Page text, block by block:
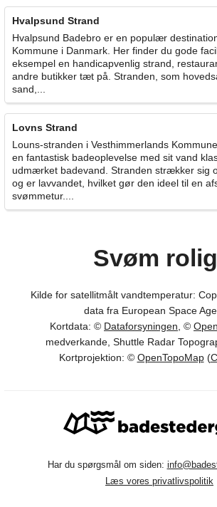
Hvalpsund Strand
Hvalpsund Badebro er en populær
Kommune i Danmark. Her finder du gode
eksempel en handicapvenlig strand,
andre butikker tæt på. Stranden, som
sand,...
Lovns Strand
Louns-stranden i Vesthimmerlands
en fantastisk badeoplevelse med sit vand
udmærket badevand. Stranden strækker sig
og er lavvandet, hvilket gør den ideel til en
svømmetur....
Svøm
Kilde for satellitmålt vandtemperatur:
data fra European Space
Kortdata: © Dataforsyningen, ©
medverkande, Shuttle Radar
Kortprojektion: © OpenTopoMap(
Har du spørgsmål om siden:
Læs vores privatlivspolitik